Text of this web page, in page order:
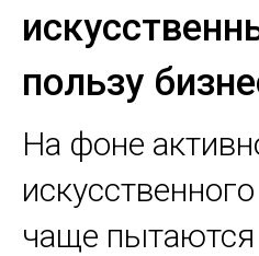
пользу
На фоне
чаще пытаются